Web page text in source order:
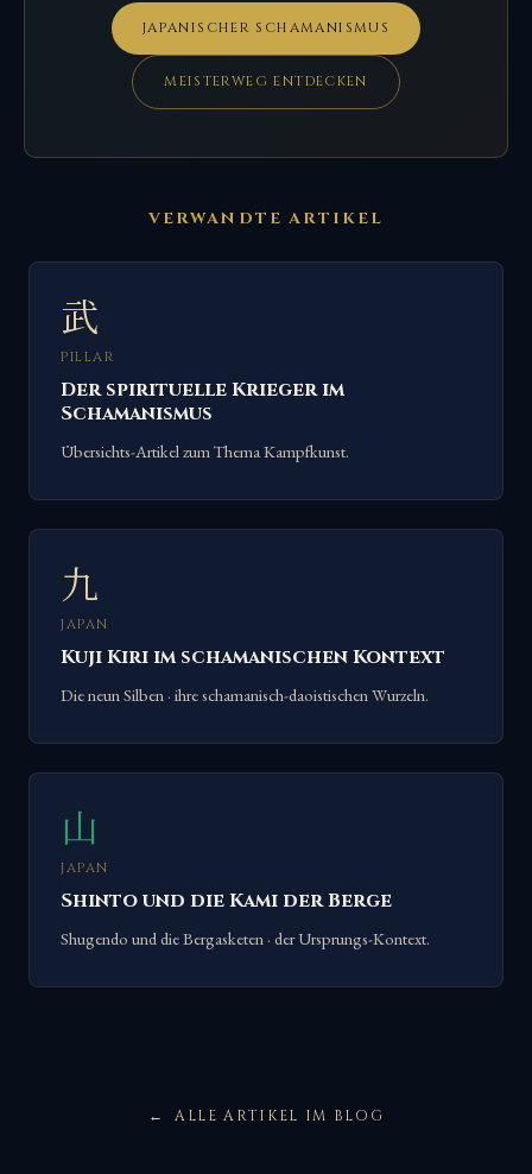
JAPANISCHER SCHAMANISMUS
MEISTERWEG ENTDECKEN
VERWANDTE ARTIKEL
武
PILLAR
Der spirituelle Krieger im
Schamanismus
Übersichts-Artikel zum Thema Kampfkunst.
九
JAPAN
Kuji Kiri im schamanischen Kontext
Die neun Silben · ihre schamanisch-daoistischen Wurzeln.
山
JAPAN
Shinto und die Kami der Berge
Shugendo und die Bergasketen · der Ursprungs-Kontext.
ALLE ARTIKEL IM BLOG